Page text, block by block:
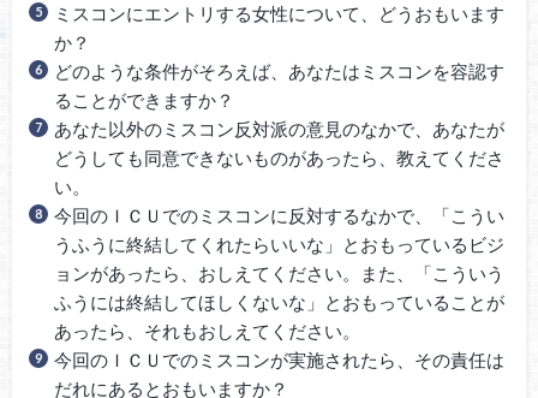
ミスコンにエントリする女性について、どうおもいます
か？
どのような条件がそろえば、あなたはミスコンを容認す
ることができますか？
あなた以外のミスコン反対派の意見のなかで、あなたが
どうしても同意できないものがあったら、教えてくださ
い。
今回のＩＣＵでのミスコンに反対するなかで、「こうい
うふうに終結してくれたらいいな」とおもっているビジ
ョンがあったら、おしえてください。また、「こういう
ふうには終結してほしくないな」とおもっていることが
あったら、それもおしえてください。
今回のＩＣＵでのミスコンが実施されたら、その責任は
だれにあるとおもいますか？